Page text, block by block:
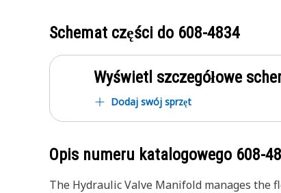
Schemat części do 608-4834
Wyświetl szczegółowe
Dodaj swój sprzęt
Opis numeru katalogowego 608-
The Hydraulic Valve Manifold manages